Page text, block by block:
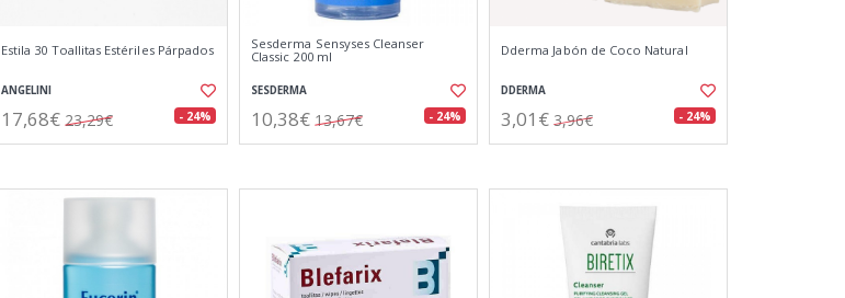
Estila 30 Toallitas Estériles Párpados
ANGELINI
17,68€ 23,29€ - 24%
Sesderma Sensyses Cleanser
Classic 200 ml
SESDERMA
10,38€ 13,67€ - 24%
Dderma Jabón de Coco Natural
DDERMA
3,01€ 3,96€ - 24%